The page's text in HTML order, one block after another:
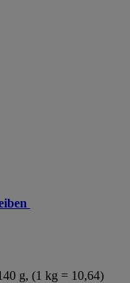
g, (1 kg = 10,64)